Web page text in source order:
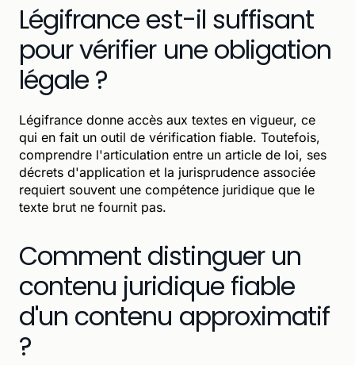
Légifrance est-il suffisant
pour vérifier une obligation
légale ?
Légifrance donne accès aux textes en vigueur, ce
qui en fait un outil de vérification fiable. Toutefois,
comprendre l'articulation entre un article de loi, ses
décrets d'application et la jurisprudence associée
requiert souvent une compétence juridique que le
texte brut ne fournit pas.
Comment distinguer un
contenu juridique fiable
d'un contenu approximatif
?